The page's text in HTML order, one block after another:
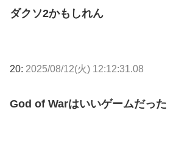
ダクソ2かもしれん
20: 2025/08/12(火) 12:12:31.08
God of Warはいいゲームだった